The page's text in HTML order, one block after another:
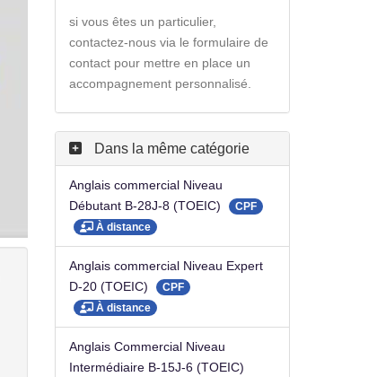
si vous êtes un particulier,
contactez-nous via le formulaire de
contact pour mettre en place un
accompagnement personnalisé.
Dans la même catégorie
Anglais commercial Niveau
Débutant B-28J-8 (TOEIC)
CPF
À distance
Anglais commercial Niveau Expert
D-20 (TOEIC)
CPF
À distance
Anglais Commercial Niveau
Intermédiaire B-15J-6 (TOEIC)